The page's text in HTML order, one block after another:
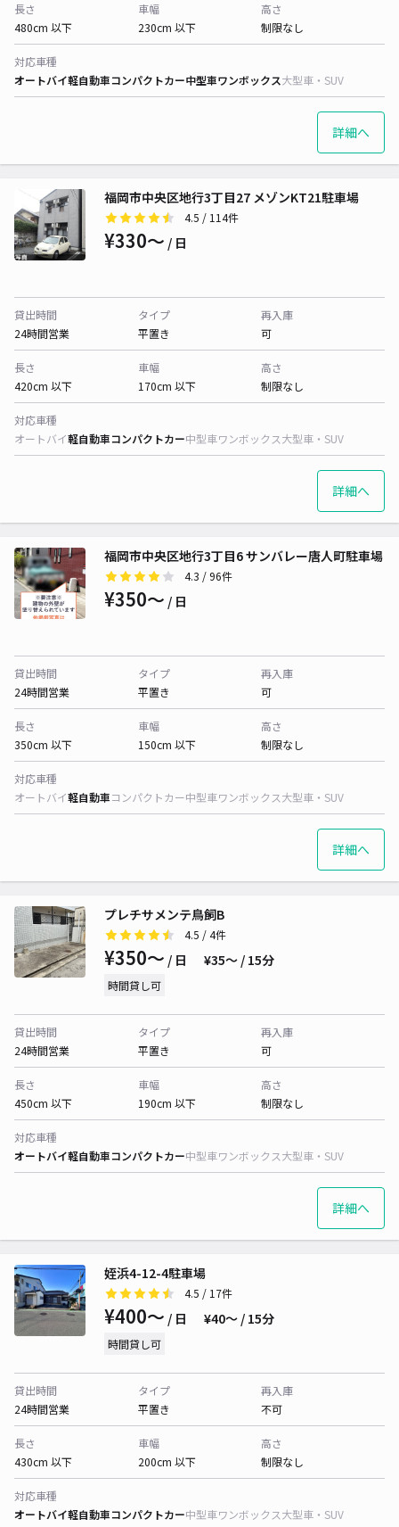
長さ
480cm 以下
車幅
230cm 以下
高さ
制限なし
対応車種
オートバイ軽自動車コンパクトカー中型車ワンボックス大型車・SUV
詳細へ
福岡市中央区地行3丁目27 メゾンKT21駐車場
4.5 / 114件
¥330〜 / 日
貸出時間
24時間営業
タイプ
平置き
再入庫
可
長さ
420cm 以下
車幅
170cm 以下
高さ
制限なし
対応車種
オートバイ軽自動車コンパクトカー中型車ワンボックス大型車・SUV
詳細へ
福岡市中央区地行3丁目6 サンバレー唐人町駐車場
4.3 / 96件
¥350〜 / 日
貸出時間
24時間営業
タイプ
平置き
再入庫
可
長さ
350cm 以下
車幅
150cm 以下
高さ
制限なし
対応車種
オートバイ軽自動車コンパクトカー中型車ワンボックス大型車・SUV
詳細へ
プレチサメンテ鳥飼B
4.5 / 4件
¥350〜 / 日 ¥35〜 / 15分
時間貸し可
貸出時間
24時間営業
タイプ
平置き
再入庫
可
長さ
450cm 以下
車幅
190cm 以下
高さ
制限なし
対応車種
オートバイ軽自動車コンパクトカー中型車ワンボックス大型車・SUV
詳細へ
姪浜4-12-4駐車場
4.5 / 17件
¥400〜 / 日 ¥40〜 / 15分
時間貸し可
貸出時間
24時間営業
タイプ
平置き
再入庫
不可
長さ
430cm 以下
車幅
200cm 以下
高さ
制限なし
対応車種
オートバイ軽自動車コンパクトカー中型車ワンボックス大型車・SUV